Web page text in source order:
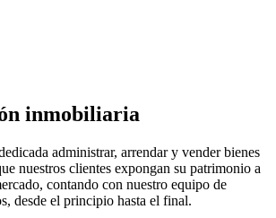
inmobiliaria
administrar, arrendar y vender bienes
nuestros clientes expongan su patrimonio a
contando con nuestro equipo de
desde el principio hasta el final.